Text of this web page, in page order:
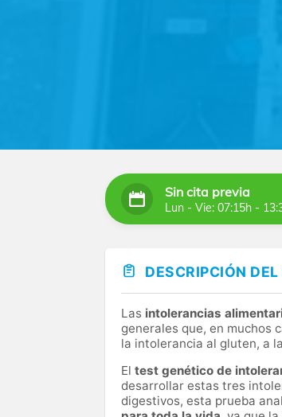
Sin cita previa
Lun - Vie: 07:15h -
DESCRIPCIÓN
Las intolerancias
generales que, en muchos
la intolerancia al gluten, a
El test genético de
desarrollar estas tres
digestivos, esta prueba